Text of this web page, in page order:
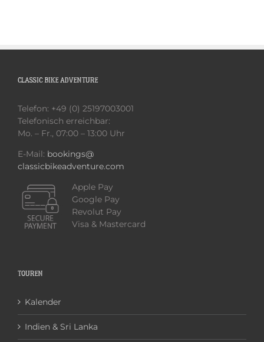
CLASSIC BIKE ADVENTURE
Telefon: +49 (0) 25197003001
Telefonisch erreichbar:
Mo. – Fr., 07:00 – 13:00 Uhr
E-Mail: bookings@
classicbikeadventure.com
Apple Pay
Google Pay
Revolut Pay
Visa & Mastercard
TOUREN
Kalender
Indien & Sri Lanka